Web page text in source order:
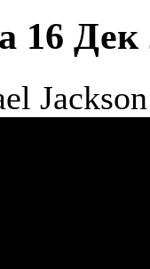
16 Дек